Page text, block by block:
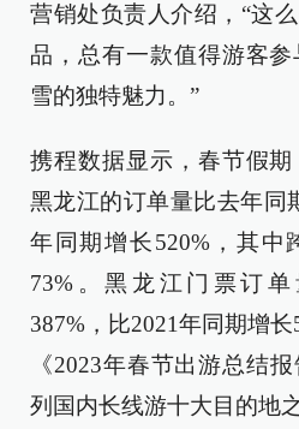
营销处负责人介绍，“这
品，总有一款值得游客
雪的独特魅力。”
携程数据显示，春节假
黑龙江的订单量比去年同
年同期增长520%，其中
73%。黑龙江门票订
387%，比2021年同期增
《2023年春节出游总结
列国内长线游十大目的地之